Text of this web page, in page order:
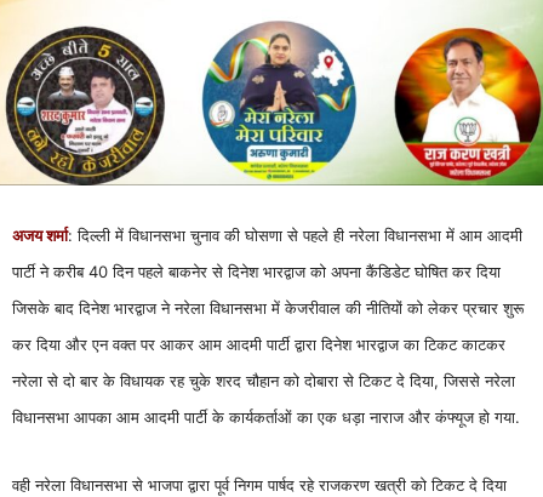
अजय शर्मा: दिल्ली में विधानसभा चुनाव की घोसणा से पहले ही नरेला विधानसभा में आम आदमी
पार्टी ने करीब 40 दिन पहले बाकनेर से दिनेश भारद्वाज को अपना कैंडिडेट घोषित कर दिया
जिसके बाद दिनेश भारद्वाज ने नरेला विधानसभा में केजरीवाल की नीतियों को लेकर प्रचार शुरू
कर दिया और एन वक्त पर आकर आम आदमी पार्टी द्वारा दिनेश भारद्वाज का टिकट काटकर
नरेला से दो बार के विधायक रह चुके शरद चौहान को दोबारा से टिकट दे दिया, जिससे नरेला
विधानसभा आपका आम आदमी पार्टी के कार्यकर्ताओं का एक धड़ा नाराज और कंफ्यूज हो गया.
वही नरेला विधानसभा से भाजपा द्वारा पूर्व निगम पार्षद रहे राजकरण खत्री को टिकट दे दिया